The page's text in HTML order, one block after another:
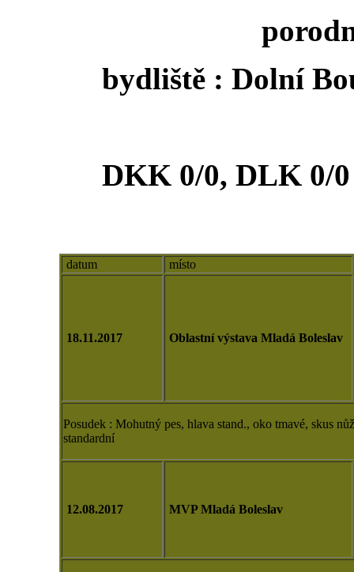
bydliště : Dolní
DKK 0/0, DLK 0/
datum místo
18.11.2017 Oblastní výstava Mladá Boleslav
Posudek : Mohutný pes, hlava stand., oko tmavé, skus
standardní
12.08.2017 MVP Mladá Boleslav